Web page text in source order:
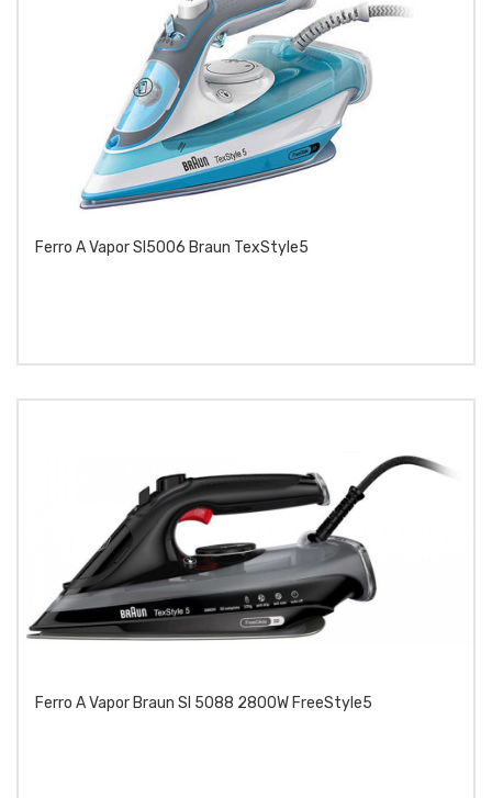
Ferro A Vapor SI5006 Braun TexStyle5
Ferro A Vapor Braun SI 5088 2800W FreeStyle5